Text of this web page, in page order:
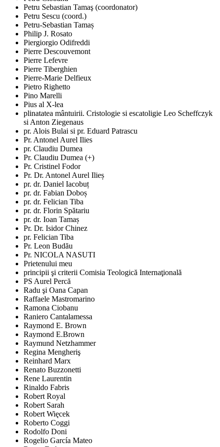
Petru Sebastian Tamaş (coordonator)
Petru Sescu (coord.)
Petru-Sebastian Tamaș
Philip J. Rosato
Piergiorgio Odifreddi
Pierre Descouvemont
Pierre Lefevre
Pierre Tiberghien
Pierre-Marie Delfieux
Pietro Righetto
Pino Marelli
Pius al X-lea
plinatatea mântuirii. Cristologie si escatoligie Leo Scheffczyk
si Anton Ziegenaus
pr. Alois Bulai si pr. Eduard Patrascu
Pr. Antonel Aurel Ilies
pr. Claudiu Dumea
Pr. Claudiu Dumea (+)
Pr. Cristinel Fodor
Pr. Dr. Antonel Aurel Ilieș
pr. dr. Daniel Iacobuț
pr. dr. Fabian Doboș
pr. dr. Felician Tiba
pr. dr. Florin Spătariu
pr. dr. Ioan Tamaș
Pr. Dr. Isidor Chinez
pr. Felician Tiba
Pr. Leon Budău
Pr. NICOLA NASUTI
Prietenului meu
principii şi criterii Comisia Teologică Internaţională
PS Aurel Percă
Radu şi Oana Capan
Raffaele Mastromarino
Ramona Ciobanu
Raniero Cantalamessa
Raymond E. Brown
Raymond E.Brown
Raymund Netzhammer
Regina Mengheriş
Reinhard Marx
Renato Buzzonetti
Rene Laurentin
Rinaldo Fabris
Robert Royal
Robert Sarah
Robert Więcek
Roberto Coggi
Rodolfo Doni
Rogelio García Mateo